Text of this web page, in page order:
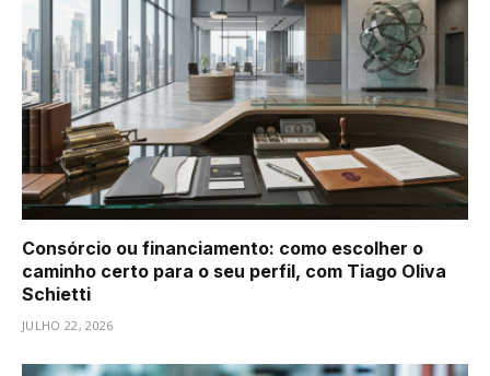
Consórcio ou financiamento: como escolher o
caminho certo para o seu perfil, com Tiago Oliva
Schietti
JULHO 22, 2026